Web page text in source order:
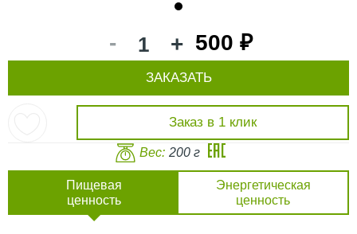
- + 500 ₽
Заказ в 1 клик
ЗАКАЗАТЬ
Вес: 200 г
Пищевая
ценность
Энергетическая
ценность